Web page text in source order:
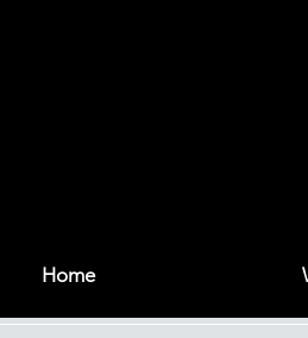
Home